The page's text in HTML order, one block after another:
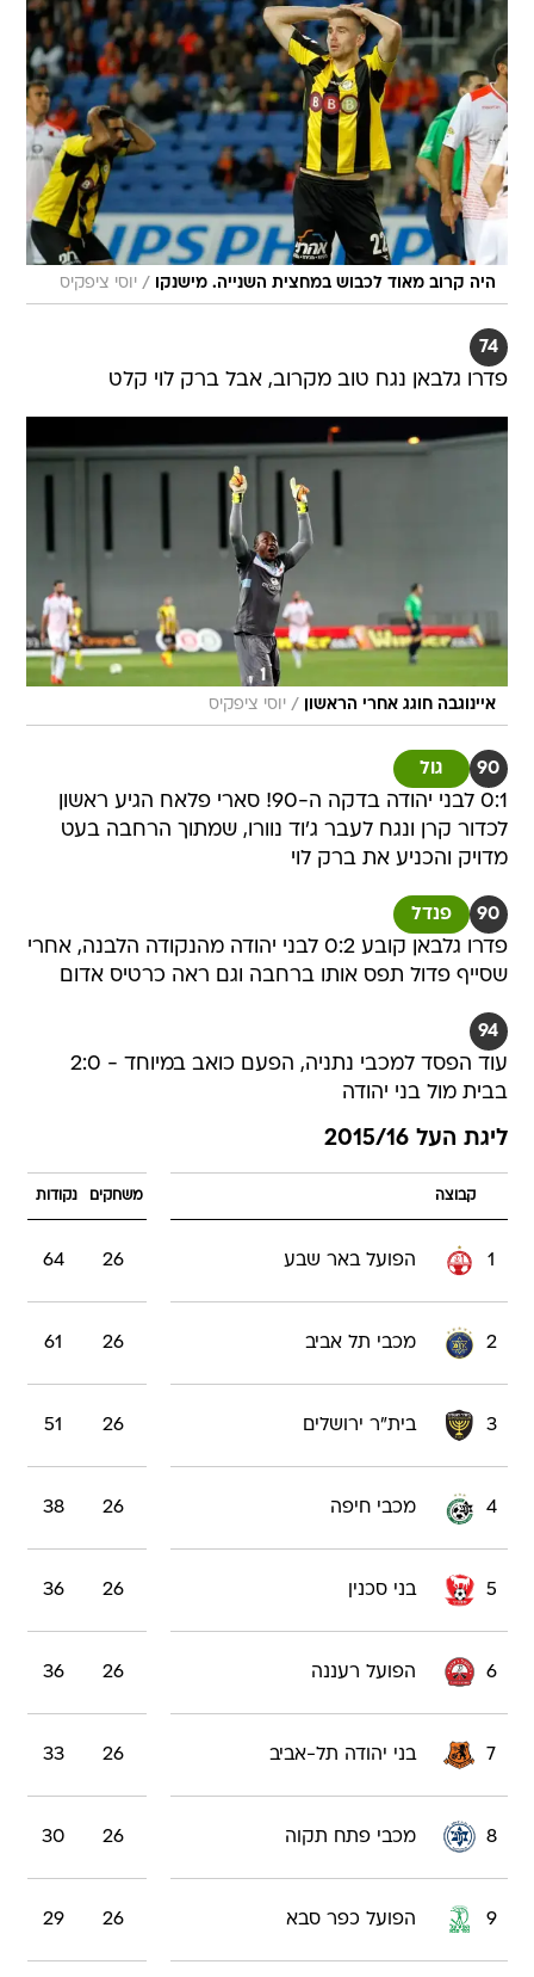
היה קרוב מאוד לכבוש במחצית השנייה. מישנקו / יוסי ציפקיס
74
פדרו גלבאן נגח טוב מקרוב, אבל ברק לוי קלט
איינוגבה חוגג אחרי הראשון / יוסי ציפקיס
90 גול
0:1 לבני יהודה בדקה ה-90! סארי פלאח הגיע ראשון
לכדור קרן ונגח לעבר ג'וד נוורו, שמתוך הרחבה בעט
מדויק והכניע את ברק לוי
90 פנדל
פדרו גלבאן קובע 0:2 לבני יהודה מהנקודה הלבנה, אחרי
שסייף פדול תפס אותו ברחבה וגם ראה כרטיס אדום
94
עוד הפסד למכבי נתניה, הפעם כואב במיוחד - 2:0
בבית מול בני יהודה
ליגת העל 2015/16
קבוצה משחקים נקודות
1 הפועל באר שבע 26
64
2 מכבי תל אביב 26
61
3 בית"ר ירושלים 26
51
4 מכבי חיפה 26
38
5 בני סכנין 26
36
6 הפועל רעננה 26
36
7 בני יהודה תל-אביב 26
33
8 מכבי פתח תקוה 26
30
9 הפועל כפר סבא 26
29